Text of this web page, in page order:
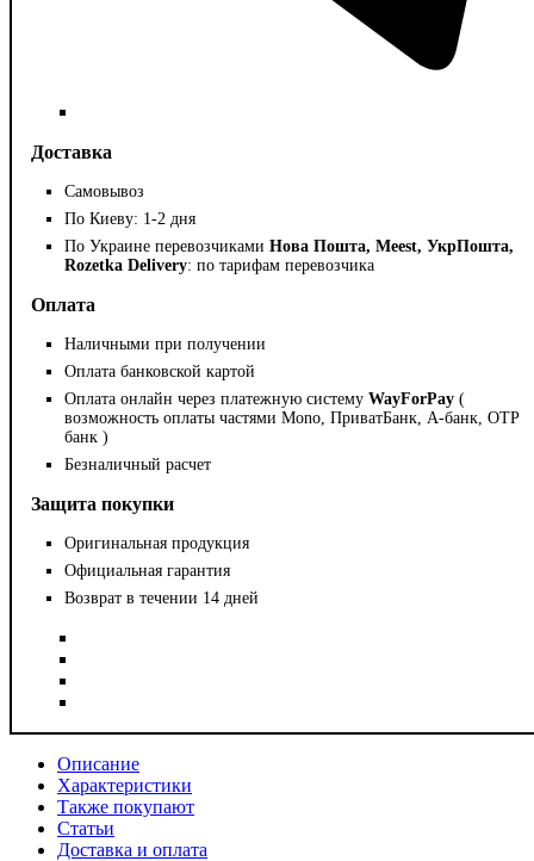
Доставка
Самовывоз
По Киеву: 1-2 дня
По Украине перевозчиками Нова Пошта, Meest, УкрПошта,
Rozetka Delivery: по тарифам перевозчика
Оплата
Наличными при получении
Оплата банковской картой
Оплата онлайн через платежную систему WayForPay (
возможность оплаты частями Mono, ПриватБанк, А-банк, OTP
банк )
Безналичный расчет
Защита покупки
Оригинальная продукция
Официальная гарантия
Возврат в течении 14 дней
Описание
Характеристики
Также покупают
Статьи
Доставка и оплата